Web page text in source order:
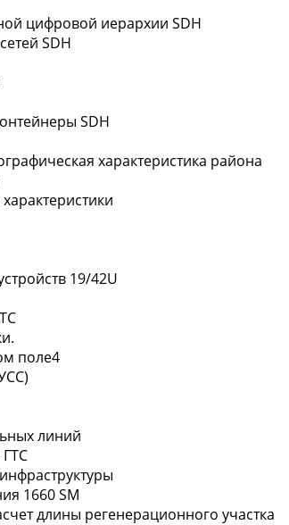
цифровой иерархии SDH
SDH
SDH
характеристика района
19/42U
поле4
линий
ГТС
1660 SM
длины регенерационного участка